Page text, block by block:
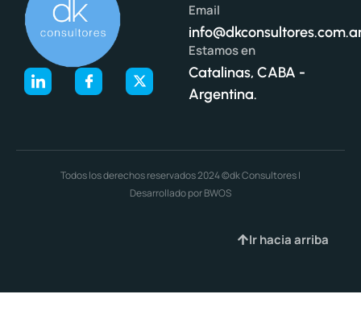
Email
Estamos en
Catalinas, CABA -
Argentina.
Todos los derechos reservados 2024 ©dk Consultores |
Desarrollado por BWOS
Ir hacia arriba